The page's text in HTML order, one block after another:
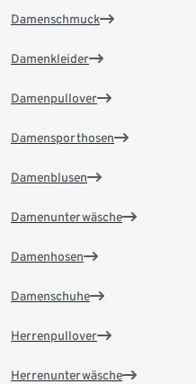
Damenschmuck
Damenkleider
Damenpullover
Damensporthosen
Damenblusen
Damenunterwäsche
Damenhosen
Damenschuhe
Herrenpullover
Herrenunterwäsche